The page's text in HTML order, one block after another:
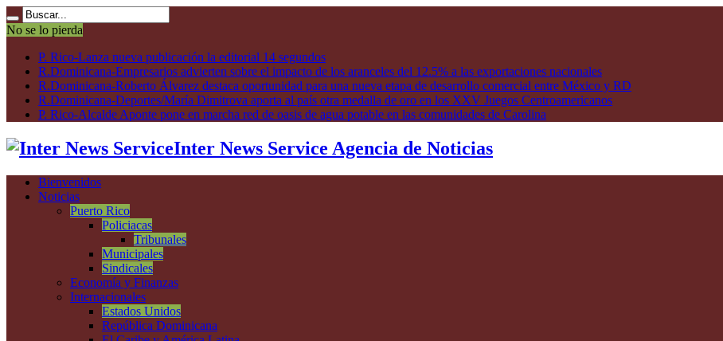
No se lo pierda
P. Rico-Lanza nueva publicación la editorial 14 segundos
R.Dominicana-Empresarios advierten sobre el impacto de los aranceles del 12.5% a las exportaciones nacionales
R.Dominicana-Roberto Álvarez destaca oportunidad para una nueva etapa de desarrollo comercial entre México y RD
R.Dominicana-Deportes/María Dimitrova aporta al país otra medalla de oro en los XXV Juegos Centroamericanos
P. Rico-Alcalde Aponte pone en marcha red de oasis de agua potable en las comunidades de Carolina
Inter News Service Agencia de Noticias
Bienvenidos
Noticias
Puerto Rico
Policiacas
Tribunales
Municipales
Sindicales
Economía y Finanzas
Internacionales
Estados Unidos
República Dominicana